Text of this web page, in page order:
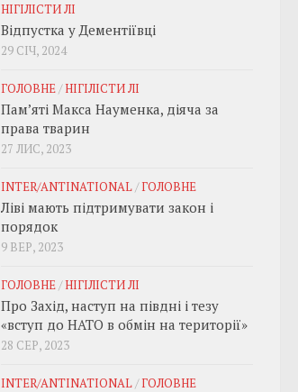
НІГІЛІСТИ ЛІ
Відпустка у Дементіївці
29 СІЧ, 2024
ГОЛОВНЕ/НІГІЛІСТИ ЛІ
Пам’яті Макса Науменка, діяча за
права тварин
27 ЛИС, 2023
INTER/ANTINATIONAL/ГОЛОВНЕ
Ліві мають підтримувати закон і
порядок
9 ВЕР, 2023
ГОЛОВНЕ/НІГІЛІСТИ ЛІ
Про Захід, наступ на півдні і тезу
«вступ до НАТО в обмін на території»
28 СЕР, 2023
INTER/ANTINATIONAL/ГОЛОВНЕ